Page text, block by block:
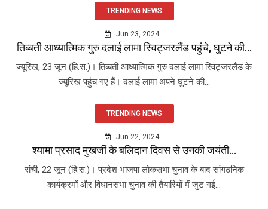
TRENDING NEWS
Jun 23, 2024
तिब्बती आध्यात्मिक गुरु दलाई लामा स्विट्जरलैंड पहुंचे, घुटने की...
ज्यूरिख, 23 जून (हि.स.)। तिब्बती आध्यात्मिक गुरु दलाई लामा स्विट्जरलैंड के
ज्यूरिख पहुंच गए हैं। दलाई लामा अपने घुटने की...
TRENDING NEWS
Jun 22, 2024
श्यामा प्रसाद मुखर्जी के बलिदान दिवस से उनकी जयंती...
रांची, 22 जून (हि.स.)। प्रदेश भाजपा लोकसभा चुनाव के बाद सांगठनिक
कार्यक्रमों और विधानसभा चुनाव की तैयारियों में जुट गई...